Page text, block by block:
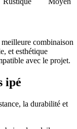
meilleure combinaison
et esthétique
avec le projet.
ipé
la durabilité et